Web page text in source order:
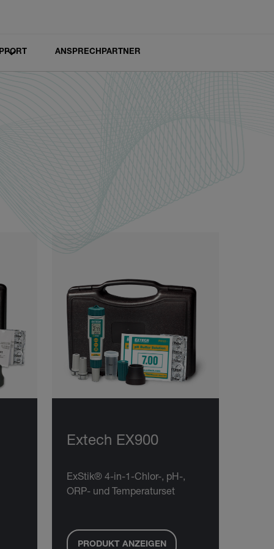
ANSPRECHPARTNER
Extech EX900
ExStik® 4-in-1-Chlor-, pH-,
ORP- und Temperaturset
PRODUKT ANZEIGEN